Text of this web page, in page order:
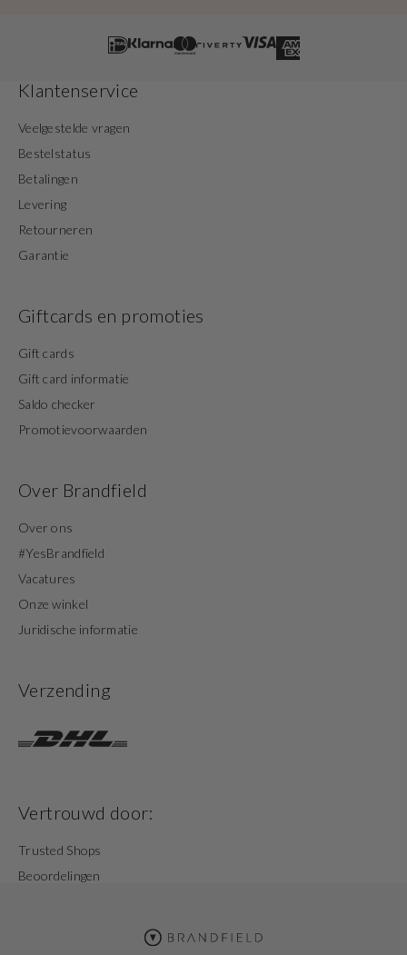
Klantenservice
Veelgestelde vragen
Bestelstatus
Betalingen
Levering
Retourneren
Garantie
Giftcards en promoties
Gift cards
Gift card informatie
Saldo checker
Promotievoorwaarden
Over Brandfield
Over ons
#YesBrandfield
Vacatures
Onze winkel
Juridische informatie
Verzending
Vertrouwd door:
Trusted Shops
Beoordelingen